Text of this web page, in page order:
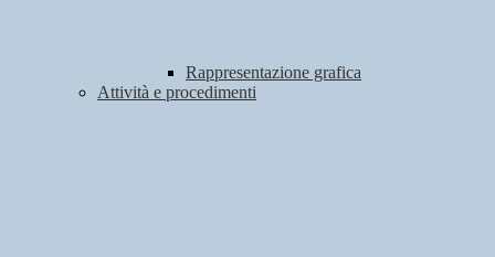
Rappresentazione grafica
Attività e procedimenti